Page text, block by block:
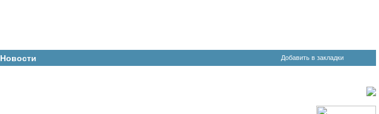
Новости Добавить в закладки